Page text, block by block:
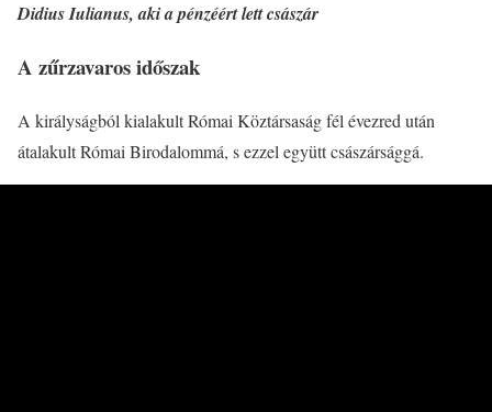
Didius Iulianus, aki a pénzéért lett császár
A zűrzavaros időszak
A királyságból kialakult Római Köztársaság fél évezred után
átalakult Római Birodalommá, s ezzel együtt császársággá.